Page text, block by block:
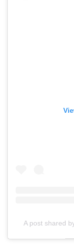
A post shared